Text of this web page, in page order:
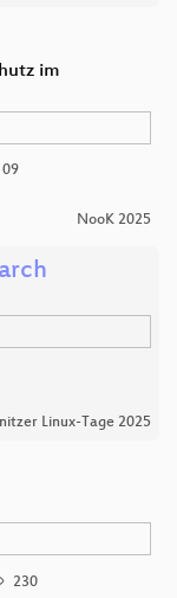
im
NooK 2025
Linux-Tage 2025
230